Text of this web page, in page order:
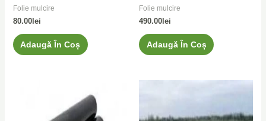
Folie mulcire
80.00lei
Adaugă În Coș
Folie mulcire
490.00 lei
Adaugă În Coș